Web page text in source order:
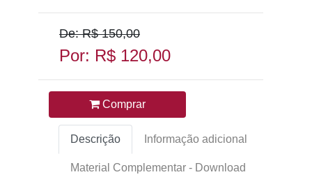
De: R$ 150,00
Por: R$ 120,00
Comprar
Descrição Informação adicional
Material Complementar - Download